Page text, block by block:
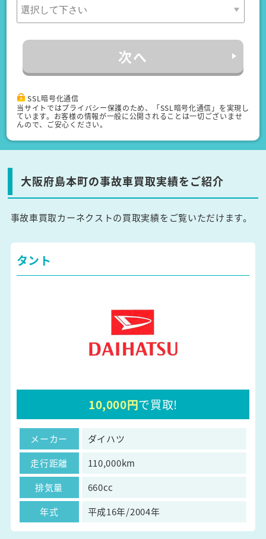
次へ
SSL暗号化通信
当サイトではプライバシー保護のため、「SSL暗号化通信」を実現し
ています。お客様の情報が一般に公開されることは一切ございませ
んので、ご安心ください。
大阪府島本町の事故車買取実績をご紹介
事故車買取カーネクストの買取実績をご覧いただけます。
タント
10,000円で買取!
メーカー
ダイハツ
走行距離
110,000km
排気量
660cc
年式
平成16年/2004年